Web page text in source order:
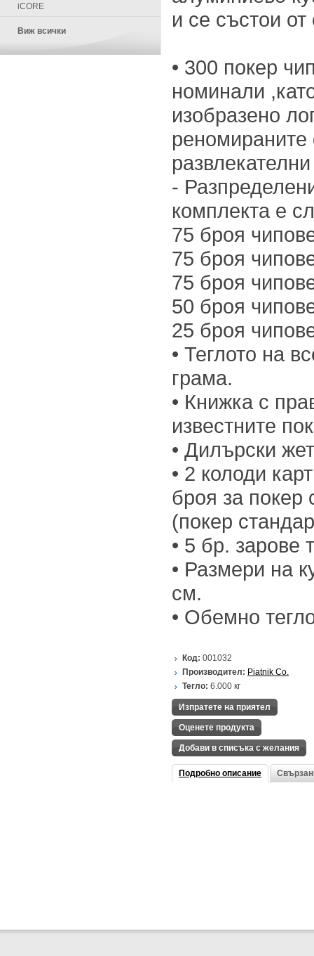
iCORE
Виж всички
и се състои
• 300 покер
номинали
изобразено
-
комплекта е
75 броя
75 броя
75 броя
50 броя
25 броя
• Теглото на
грама.
• Книжка с
известните
• Дилърски
• 2 колоди
броя за
(покер
• 5 бр. зарове
• Размери на
см.
• Обемно
Код: 001032
Производител: Piatnik Co.
Тегло: 6.000 кг
Изпратете на приятел
Оценете продукта
Добави в списъка с желания
Подробно описание